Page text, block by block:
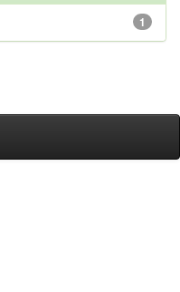
1